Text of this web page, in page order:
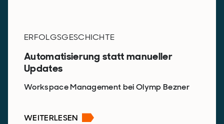
ERFOLGSGESCHICHTE
Automatisierung statt manueller
Updates
Workspace Management bei Olymp Bezner
WEITERLESEN